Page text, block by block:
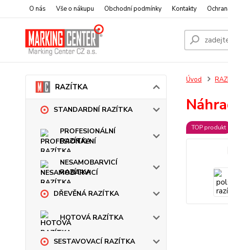
O nás Vše o nákupu Obchodní podmínky Kontakty
RAZÍTKA
STANDARDNÍ RAZÍTKA
PROFESIONÁLNÍ
RAZÍTKA
NESAMOBARVICÍ
RAZÍTKA
DŘEVĚNÁ RAZÍTKA
HOTOVÁ RAZÍTKA
SESTAVOVACÍ RAZÍTKA
Úvod
TOP produkt